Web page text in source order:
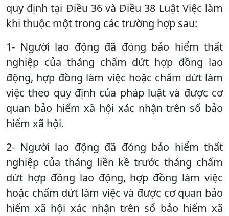
quy định tại Điều 36 và Điều 38 Luật Việc làm
khi thuộc một trong các trường hợp sau:
1- Người lao động đã đóng bảo hiểm thất
nghiệp của tháng chấm dứt hợp đồng lao
động, hợp đồng làm việc hoặc chấm dứt làm
việc theo quy định của pháp luật và được cơ
quan bảo hiểm xã hội xác nhận trên sổ bảo
hiểm xã hội.
2- Người lao động đã đóng bảo hiểm thất
nghiệp của tháng liền kề trước tháng chấm
dứt hợp đồng lao động, hợp đồng làm việc
hoặc chấm dứt làm việc và được cơ quan bảo
hiểm xã hội xác nhận trên sổ bảo hiểm xã